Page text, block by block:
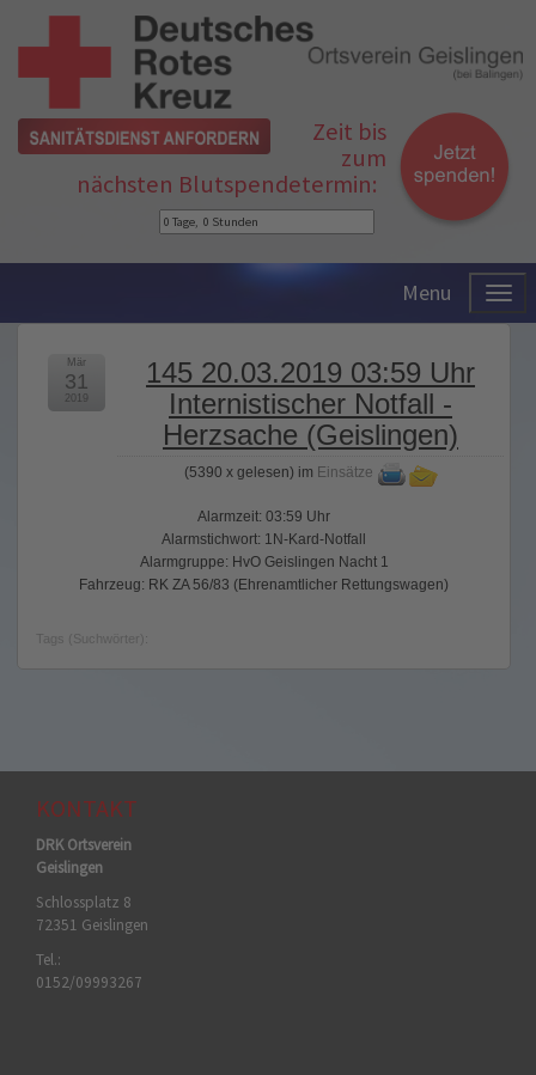
Zeit bis
zum
nächsten Blutspendetermin:
Menu
145 20.03.2019 03:59 Uhr
Internistischer Notfall -
Herzsache (Geislingen)
(5390 x gelesen) im Einsätze
Mär
31
2019
Alarmzeit: 03:59 Uhr
Alarmstichwort: 1N-Kard-Notfall
Alarmgruppe: HvO Geislingen Nacht 1
Fahrzeug: RK ZA 56/83 (Ehrenamtlicher Rettungswagen)
Tags (Suchwörter):
KONTAKT
DRK Ortsverein
Geislingen
Schlossplatz 8
72351 Geislingen
Tel.:
0152/09993267